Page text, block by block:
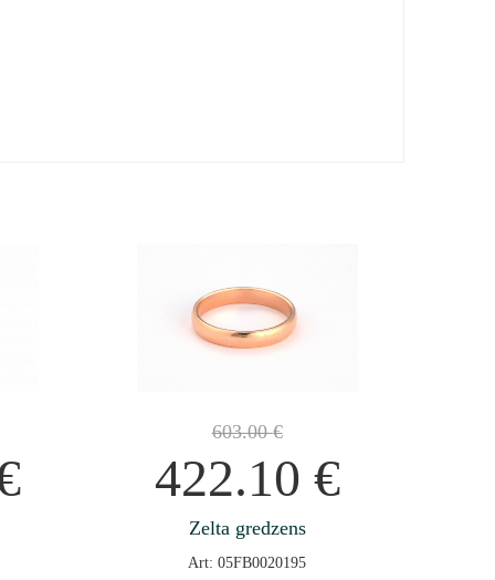
603.00€
422.10 €
Zelta gredzens
Art: 05FB0020195